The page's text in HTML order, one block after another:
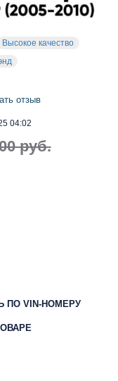
Высокое качество
04:02
отзыв
руб.
ПО VIN-НОМЕРУ